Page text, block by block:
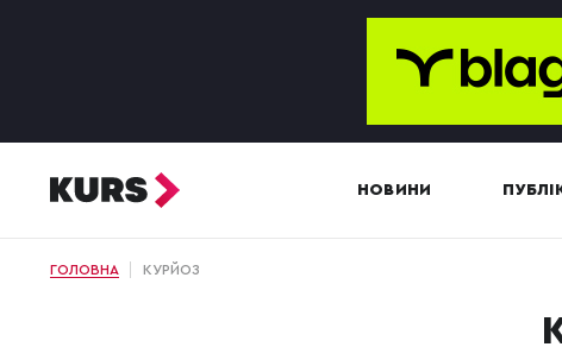
НОВИНИ
ГОЛОВНА КУРЙОЗ